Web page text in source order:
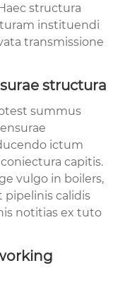
structura
instituendi
transmissione
structura
summus
ictum
capitis.
vulgo in boilers,
pipelinis calidis
notitias ex tuto